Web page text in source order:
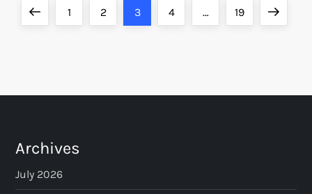
s
p
PreviousPage
1 Page
2 Page
3 Page
4 … Page
19 Next
Archives
July 2026